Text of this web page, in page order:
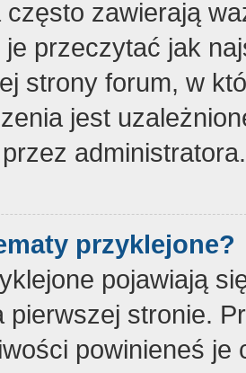
często zawierają
przeczytać jak
strony forum, w
jest
administratora.
przyklejone?
pojawiają
pierwszej stronie.
powinieneś je